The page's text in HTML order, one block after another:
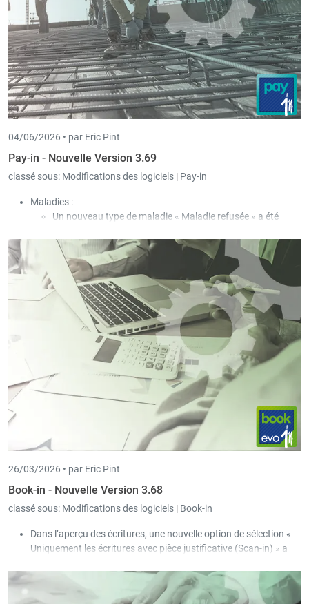
04/06/2026 • par Eric Pint
Pay-in - Nouvelle Version 3.69
classé sous: Modifications des logiciels | Pay-in
Maladies :
Un nouveau type de maladie « Maladie refusée » a été
Dans ce cas, afin que l’employeur ne doive rien débourser,
le type de paiement « Indemnisation par la CNS » est
utilisé, même si la CNS ne verse aucune contribution au
salarié.
Ces jours de maladie ne sont pris en compte ni pour le
régime des 77 jours ni pour celui des 546 jours. La maladie
est également déclarée via la DECMAL de la CCSS.
Un nouveau code salaire « Heures refusées maladie »
(HMALNA) peut être dorénavant utilisé dans la saisie
journalière.
26/03/2026 • par Eric Pint
Book-in - Nouvelle Version 3.68
classé sous: Modifications des logiciels | Book-in
Dans l’aperçu des écritures, une nouvelle option de sélection «
Uniquement les écritures avec pièce justificative (Scan-in) » a
Le verrouillage lors de la comptabilisation des journaux a été